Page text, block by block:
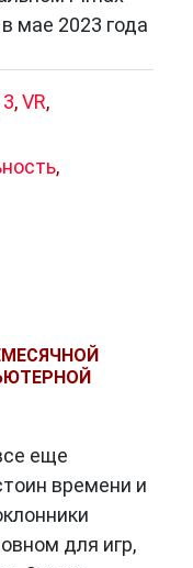
мае 2023 года
,VR,
,
еще
времени и
для игр,